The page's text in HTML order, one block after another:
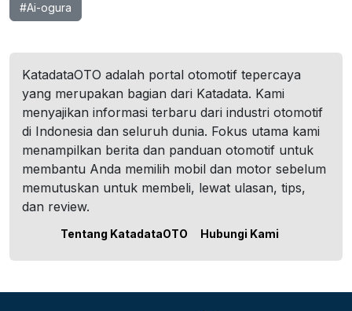
#Ai-ogura
KatadataOTO adalah portal otomotif tepercaya
yang merupakan bagian dari Katadata. Kami
menyajikan informasi terbaru dari industri otomotif
di Indonesia dan seluruh dunia. Fokus utama kami
menampilkan berita dan panduan otomotif untuk
membantu Anda memilih mobil dan motor sebelum
memutuskan untuk membeli, lewat ulasan, tips,
dan review.
Tentang KatadataOTO Hubungi Kami